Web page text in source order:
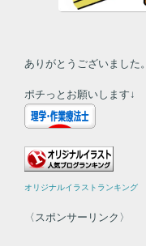
ありがとうございました。
ポチっとお願いします↓
オリジナルイラストランキング
〈スポンサーリンク〉